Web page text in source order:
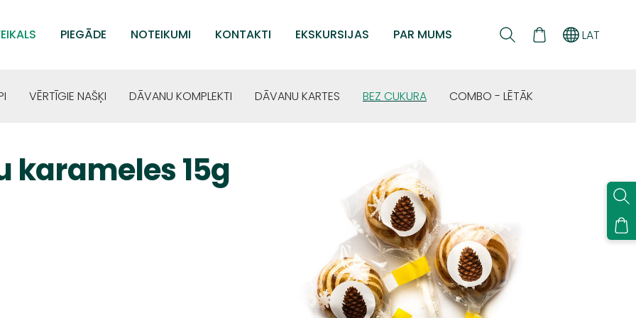
PIEGĀDE NOTEIKUMI KONTAKTI EKSKURSIJAS PAR MUMS LAT
VĒRTĪGIE NAŠĶI DĀVANU KOMPLEKTI DĀVANU KARTES BEZ CUKURA COMBO - LĒTĀK
karameles 15g